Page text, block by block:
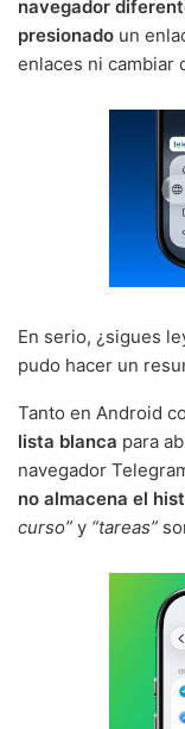
navegador
presionado un
enlaces ni cambiar
En serio, ¿sigues
pudo hacer un
Tanto en Android
lista blanca para
navegador
no almacena el
curso” y “tareas”